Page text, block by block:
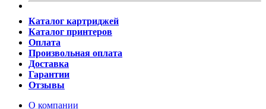
Каталог картриджей
Каталог принтеров
Оплата
Произвольная оплата
Доставка
Гарантии
Отзывы
О компании